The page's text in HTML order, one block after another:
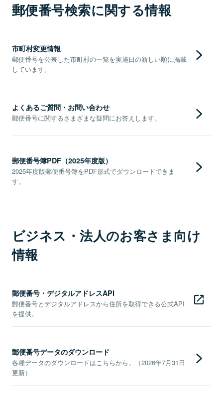
郵便番号検索に関する情報
市町村変更情報
郵便番号を公表した市町村の一覧を実施日の新しい順に掲載
しています。
よくあるご質問・お問い合わせ
郵便番号に関するさまざまな疑問にお答えします。
郵便番号簿PDF（2025年度版）
2025年度版郵便番号簿をPDF形式でダウンロードできま
す。
ビジネス・法人のお客さま向け
情報
郵便番号・デジタルアドレスAPI
郵便番号とデジタルアドレスから住所を取得できる公式API
を提供。
郵便番号データのダウンロード
各種データのダウンロードはこちらから。（2026年7月31日
更新）